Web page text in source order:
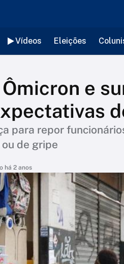
Vídeos Eleições
e
para repor
de gripe
há 2 anos